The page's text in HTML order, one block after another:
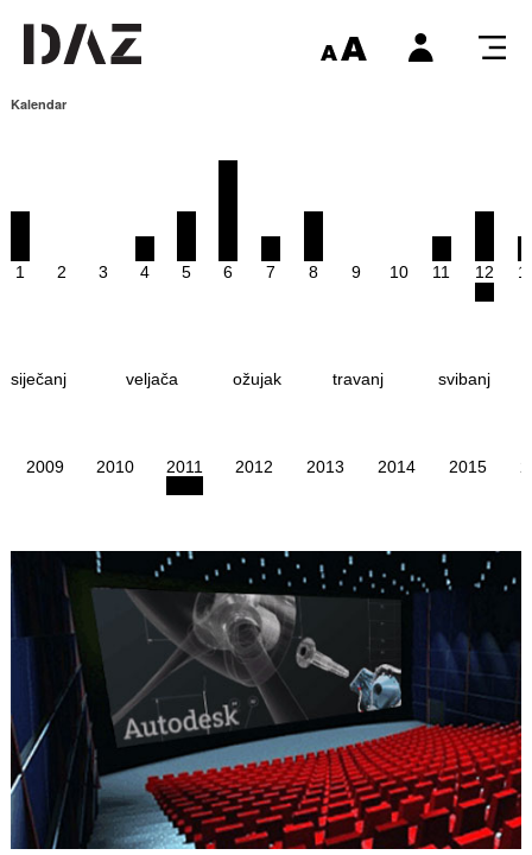
Kalendar
1 2 3 4 5 6 7 8 9 10 11 12
siječanj veljača ožujak travanj svibanj
2009 2010 2011 2012 2013 2014 2015